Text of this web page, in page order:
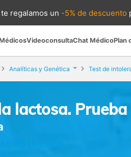
regalamos un -5% de descuento
VideoconsultaChat MédicoPlan
Analíticas y Genética
lactosa.